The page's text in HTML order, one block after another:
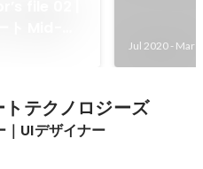
Jul 2020 - Mar
テクノロジーズ
｜UIデザイナー